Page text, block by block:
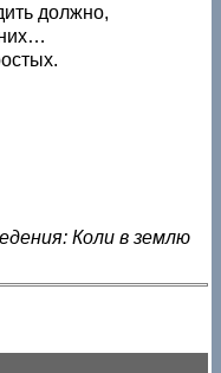
должно,
Коли в землю